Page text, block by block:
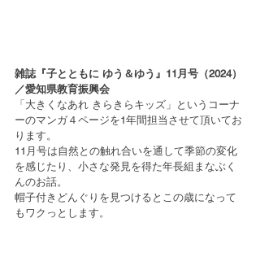
雑誌『子とともに ゆう＆ゆう』11月号（2024）
／愛知県教育振興会
「大きくなあれ きらきらキッズ」というコーナ
ーのマンガ４ページを1年間担当させて頂いてお
ります。
11月号は自然との触れ合いを通して季節の変化
を感じたり、小さな発見を得た年長組まなぶく
んのお話。
帽子付きどんぐりを見つけるとこの歳になって
もワクっとします。